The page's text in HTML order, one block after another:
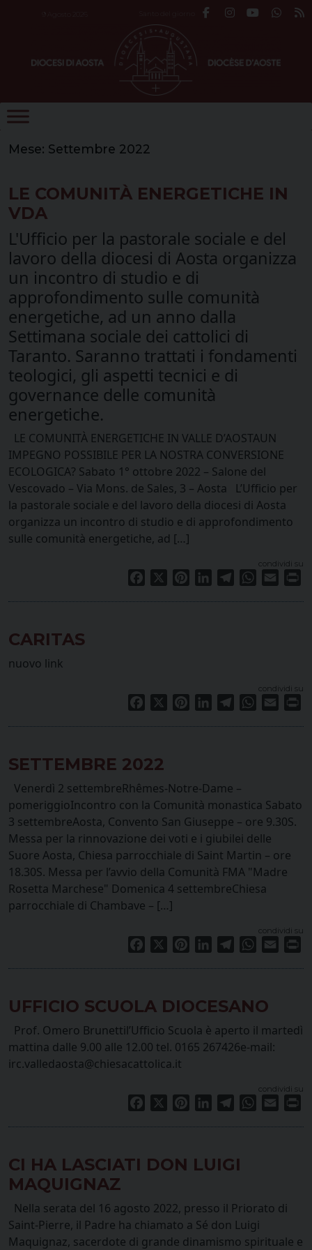
9 Agosto 2026
Mese: Settembre 2022
LE COMUNITÀ ENERGETICHE IN
VDA
L'Ufficio per la pastorale sociale e del
lavoro della diocesi di Aosta organizza
un incontro di studio e di
approfondimento sulle comunità
energetiche, ad un anno dalla
Settimana sociale dei cattolici di
Taranto. Saranno trattati i fondamenti
teologici, gli aspetti tecnici e di
governance delle comunità
energetiche.
LE COMUNITÀ ENERGETICHE IN VALLE D’AOSTAUN
IMPEGNO POSSIBILE PER LA NOSTRA CONVERSIONE
ECOLOGICA? Sabato 1° ottobre 2022 – Salone del
Vescovado – Via Mons. de Sales, 3 – Aosta L’Ufficio per
la pastorale sociale e del lavoro della diocesi di Aosta
organizza un incontro di studio e di approfondimento
sulle comunità energetiche, ad […]
condividi su
Facebook PinterestLinkedInTelegramWhatsApp
Email
CARITAS
nuovo link
condividi su
Facebook PinterestLinkedInTelegramWhatsApp
Email
SETTEMBRE 2022
Venerdì 2 settembreRhêmes-Notre-Dame –
pomeriggioIncontro con la Comunità monastica Sabato
3 settembreAosta, Convento San Giuseppe – ore 9.30S.
Messa per la rinnovazione dei voti e i giubilei delle
Suore Aosta, Chiesa parrocchiale di Saint Martin – ore
18.30S. Messa per l’avvio della Comunità FMA "Madre
Rosetta Marchese" Domenica 4 settembreChiesa
parrocchiale di Chambave – […]
condividi su
Facebook PinterestLinkedInTelegramWhatsApp
Email
UFFICIO SCUOLA DIOCESANO
Prof. Omero Brunettil’Ufficio Scuola è aperto il martedì
mattina dalle 9.00 alle 12.00 tel. 0165 267426e-mail:
irc.valledaosta@chiesacattolica.it
condividi su
Facebook PinterestLinkedInTelegramWhatsApp
Email
CI HA LASCIATI DON LUIGI
MAQUIGNAZ
Nella serata del 16 agosto 2022, presso il Priorato di
Saint-Pierre, il Padre ha chiamato a Sé don Luigi
Maquignaz, sacerdote di grande dinamismo spirituale e